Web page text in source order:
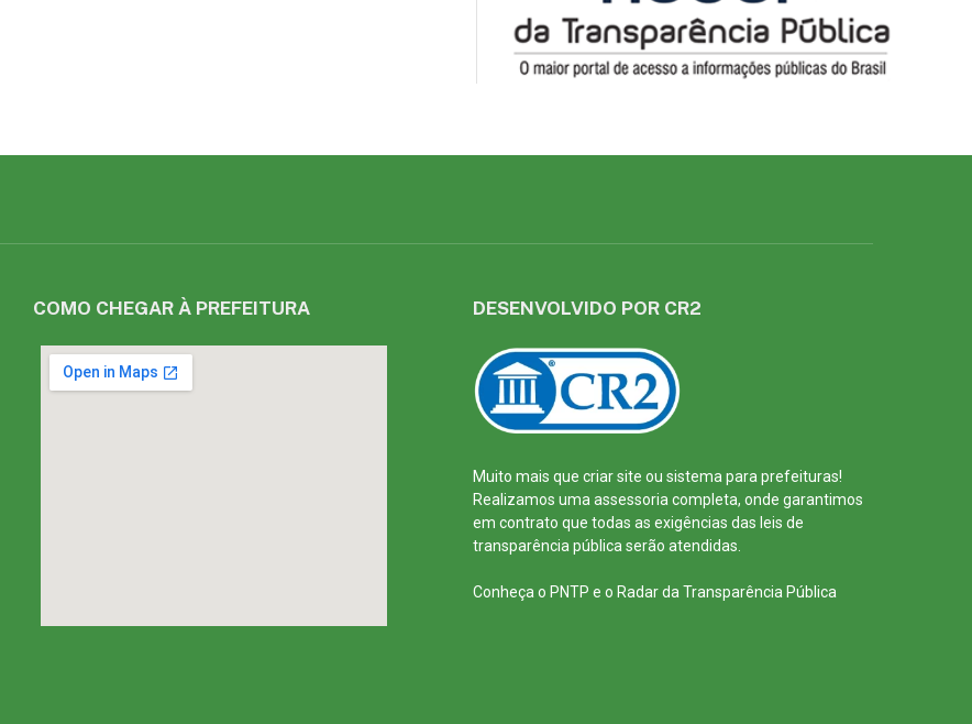
COMO CHEGAR À PREFEITURA DESENVOLVIDO POR CR2
Muito mais que criar site ou sistema para prefeituras!
Realizamos uma assessoria completa, onde garantimos
em contrato que todas as exigências das leis de
transparência pública serão atendidas.
Conheça o PNTP e o Radar da Transparência Pública